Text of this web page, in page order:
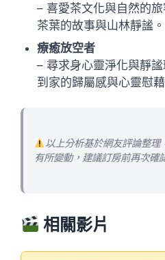
– 喜愛茶文化與自然的
茶葉的故事與山林靜謐。
療癒放空者
– 尋求身心靈淨化與靜
到家的歸屬感與心靈慰藉
以上分析基於網友評論整理
有所變動，建議訂房前再次確
相關影片